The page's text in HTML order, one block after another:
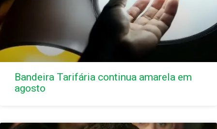
Bandeira Tarifária continua amarela em
agosto